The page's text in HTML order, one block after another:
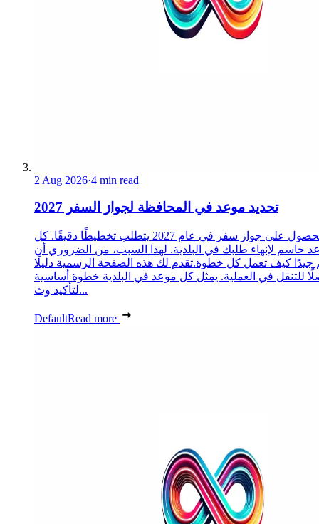
2 Aug 2026·4 min read
تحديد موعد في المحافظة لجواز السفر 2027
الحصول على جواز سفر في عام 2027 يتطلب تخطيطًا دقيقًا. كل
حاسم لإنهاء طلبك في البلدية. لهذا السبب، من الضروري أن
جيدًا كيف تعمل كل خطوة.تقدم لك هذه الصفحة الرسمية دليلًا
للتنقل في العملية. يمثل كل موعد في البلدية خطوة أساسية
لتأكيد وث...
DefaultRead more